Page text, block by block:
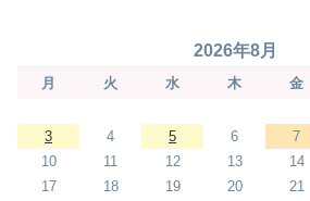
2026年8月
月 火 水 木 金
3
4 5 6 7
10
11 12 13 14
17
18 19 20 21